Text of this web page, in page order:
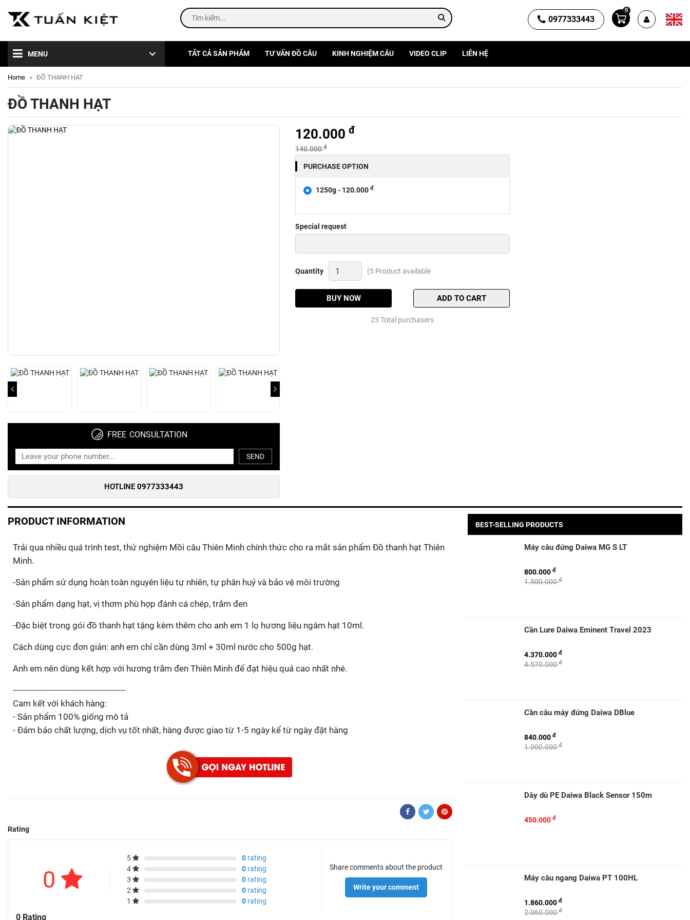
0977333443
0
MENU TẤT CẢ SẢN PHẨM TƯ VẤN ĐỒ CÂU KINH NGHIỆM CÂU VIDEO CLIP LIÊN HỆ
Home ĐỒ THANH HẠT
ĐỒ THANH HẠT
FREE CONSULTATION
SEND
HOTLINE 0977333443
120.000 đ
140.000đ
PURCHASE OPTION
1250g - 120.000 đ
Special request
Quantity
ĐỒ
THANH
Quantity
(5 Product available
BUY NOW ADD TO CART
23 Total purchasers
PRODUCT INFORMATION
Trải qua nhiều quá trình test, thử nghiệm Mồi câu Thiên Minh chính thức cho ra mắt sản phẩm Đồ thanh hạt Thiên
Minh.
-Sản phẩm sử dụng hoàn toàn nguyên liệu tự nhiên, tự phân huỷ và bảo vệ môi trường
-Sản phẩm dạng hạt, vị thơm phù hợp đánh cá chép, trắm đen
-Đặc biệt trong gói đồ thanh hạt tặng kèm thêm cho anh em 1 lọ hương liệu ngâm hạt 10ml.
Cách dùng cực đơn giản: anh em chỉ cần dùng 3ml + 30ml nước cho 500g hạt.
Anh em nên dùng kết hợp với hương trắm đen Thiên Minh để đạt hiệu quả cao nhất nhé.
--------------------------------------------
Cam kết với khách hàng:
- Sản phẩm 100% giống mô tả
- Đảm bảo chất lượng, dịch vụ tốt nhất, hàng được giao từ 1-5 ngày kể từ ngày đặt hàng
Rating
0
5 0rating
4
0rating
3
0rating
2
0rating
1
0rating
Share comments about the product
Write your comment
0 Rating
BEST-SELLING PRODUCTS
Máy câu đứng Daiwa MG S LT
1.500.000đ
800.000 đ
Cần Lure Daiwa Eminent Travel 2023
4.570.000đ
4.370.000 đ
Cần câu máy đứng Daiwa DBlue
1.000.000đ
840.000 đ
Dây dù PE Daiwa Black Sensor 150m
450.000 đ
Máy câu ngang Daiwa PT 100HL
2.060.000đ
1.860.000 đ